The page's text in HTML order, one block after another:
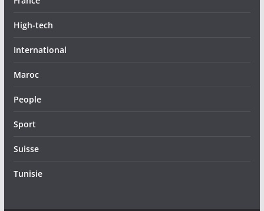
High-tech
International
Maroc
People
Sport
Suisse
Tunisie